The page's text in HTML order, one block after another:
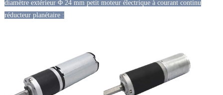
diamètre extérieur Φ 24 mm petit moteur électrique à courant continu
réducteur planétaire :